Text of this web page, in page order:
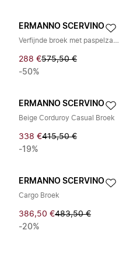
ERMANNO SCERVINO
Verfijnde broek met paspelzakken
288 €575,50 €
-50%
ERMANNO SCERVINO
Beige Corduroy Casual Broek
338 €415,50 €
-19%
ERMANNO SCERVINO
Cargo Broek
386,50 €483,50 €
-20%